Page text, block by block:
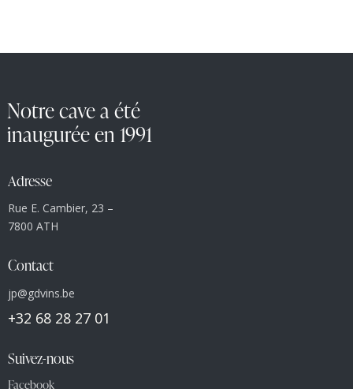
Notre cave a été
inaugurée en 1991
Adresse
Rue E. Cambier, 23 –
7800 ATH
Contact
jp@gdvins.be
+32 68 28 27 01
Suivez-nous
Facebook